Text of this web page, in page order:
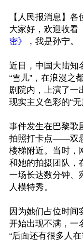
【人民报消息】各
大家好，欢迎收看
密》
，我是孙宁。
近日，中国大陆知
“雪儿”，在浪漫之
剧院内，上演了一
现实主义色彩的“无
事件发生在巴黎歌
拍照打卡点——双
楼梯附近。当时，
和她的拍摄团队，
一场长达数分钟、
人模特秀。
因为她们占位时间
开始出现不满，一
“后面还有很多人